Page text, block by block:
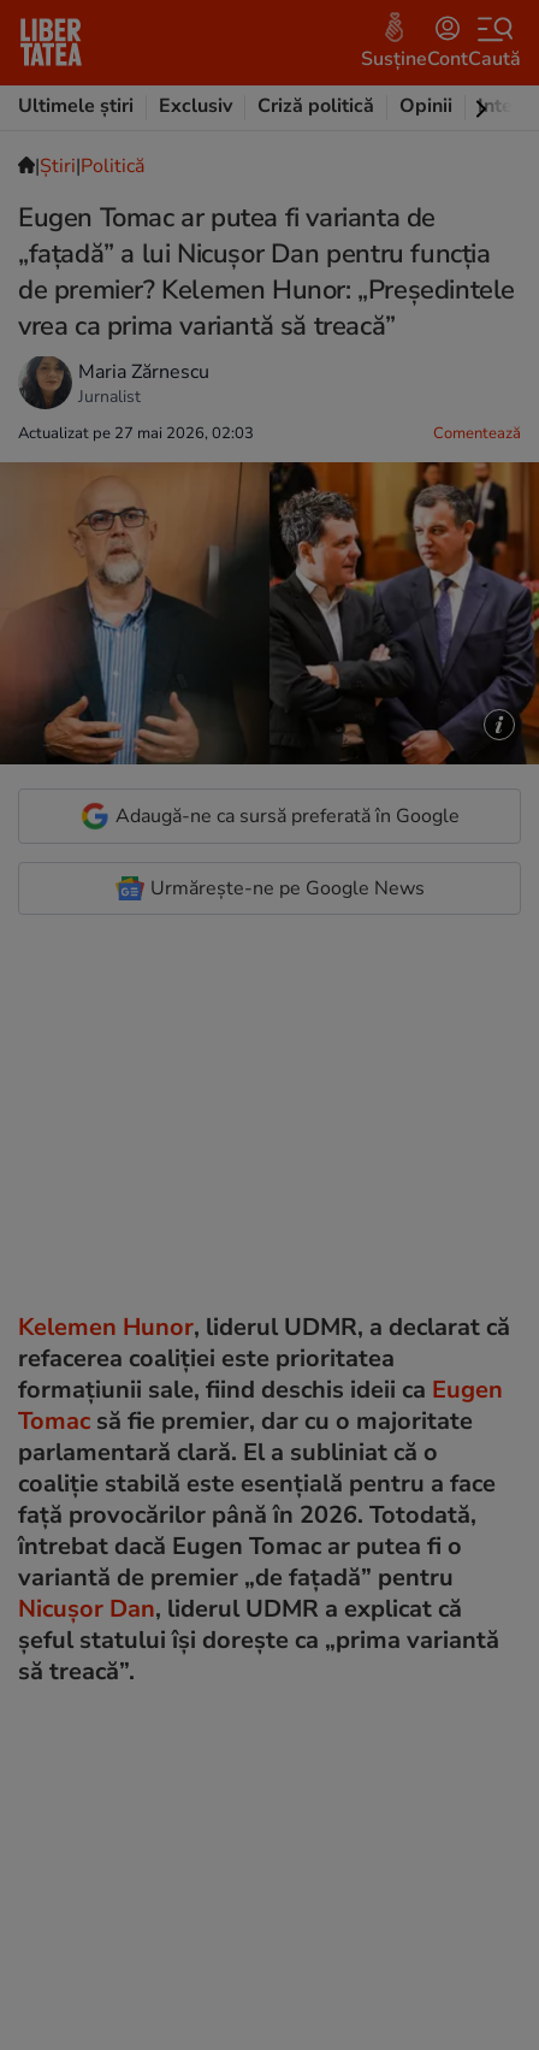
SusțineContCaută
Ultimele știri
Exclusiv Criză politică Opinii
|Ştiri|Politică
Eugen Tomac ar putea fi varianta de
„fațadă” a lui Nicușor Dan pentru funcția
de premier? Kelemen Hunor: „Președintele
vrea ca prima variantă să treacă”
Maria Zărnescu
Jurnalist
Actualizat pe 27 mai 2026, 02:03 Comentează
Adaugă-ne ca sursă preferată în Google
Urmărește-ne pe Google News
Kelemen Hunor, liderul UDMR, a declarat că
refacerea coaliției este prioritatea
formațiunii sale, fiind deschis ideii ca Eugen
Tomac să fie premier, dar cu o majoritate
parlamentară clară. El a subliniat că o
coaliție stabilă este esențială pentru a face
față provocărilor până în 2026. Totodată,
întrebat dacă Eugen Tomac ar putea fi o
variantă de premier „de fațadă” pentru
Nicușor Dan, liderul UDMR a explicat că
șeful statului își dorește ca „prima variantă
să treacă”.